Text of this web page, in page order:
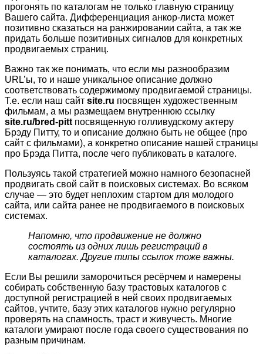
прогонять по каталогам не только главную страницу
Вашего сайта. Дифференциация анкор-листа может
позитивно сказаться на ранжировании сайта, а так же
придать больше позитивных сигналов для конкретных
продвигаемых страниц.
Важно так же понимать, что если мы разнообразим
URL’ы, то и наше уникальное описание должно
соответствовать содержимому продвигаемой страницы.
Т.е. если наш сайт site.ru посвящен художественным
фильмам, а мы размещаем внутреннюю ссылку
site.ru/bred-pitt посвященную голливудскому актеру
Брэду Питту, то и описание должно быть не общее (про
сайт с фильмами), а конкретно описание нашей страницы
про Брэда Питта, после чего публиковать в каталоге.
Пользуясь такой стратегией можно намного безопасней
продвигать свой сайт в поисковых системах. Во всяком
случае — это будет неплохим стартом для молодого
сайта, или сайта ранее не продвигаемого в поисковых
системах.
Напомню, что продвижение не должно
состоять из одних лишь регистраций в
каталогах. Другие типы ссылок тоже важны.
Если Вы решили заморочиться ресёрчем и намерены
собирать собственную базу трастовых каталогов с
доступной регистрацией в ней своих продвигаемых
сайтов, учтите, базу этих каталогов нужно регулярно
проверять на спамность, траст и живучесть. Многие
каталоги умирают после года своего существования по
разным причинам.